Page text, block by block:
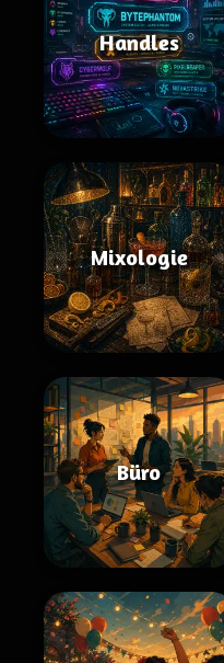
Handles
Mixologie
Büro